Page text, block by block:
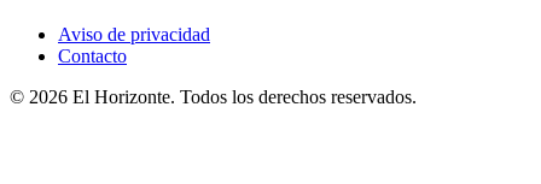
Aviso de privacidad
Contacto
© 2026 El Horizonte. Todos los derechos reservados.